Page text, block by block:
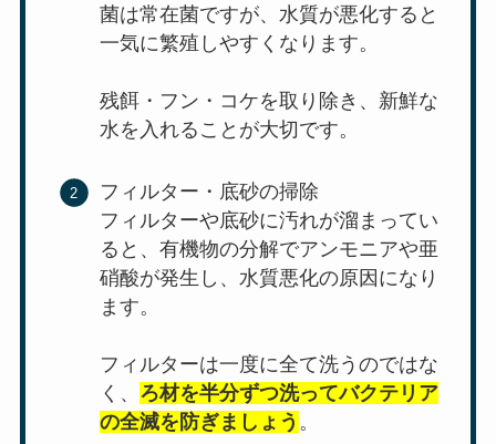
菌は常在菌ですが、水質が悪化すると
一気に繁殖しやすくなります。
残餌・フン・コケを取り除き、新鮮な
水を入れることが大切です。
フィルター・底砂の掃除
フィルターや底砂に汚れが溜まってい
ると、有機物の分解でアンモニアや亜
硝酸が発生し、水質悪化の原因になり
ます。
フィルターは一度に全て洗うのではな
く、 ろ材を半分ずつ洗ってバクテリア
の全滅を防ぎましょう 。